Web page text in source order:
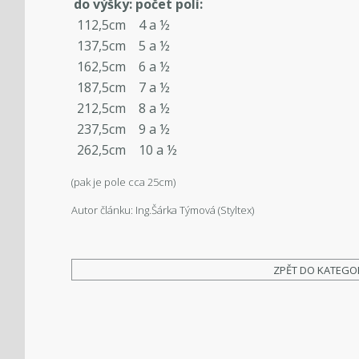
do výšky: počet polí:
112,5cm
4 a ½
137,5cm
5 a ½
162,5cm
6 a ½
187,5cm
7 a ½
212,5cm
8 a ½
237,5cm
9 a ½
262,5cm
10 a ½
(pak je pole cca 25cm)
Autor článku: Ing.Šárka Týmová (Styltex)
ZPĚT DO